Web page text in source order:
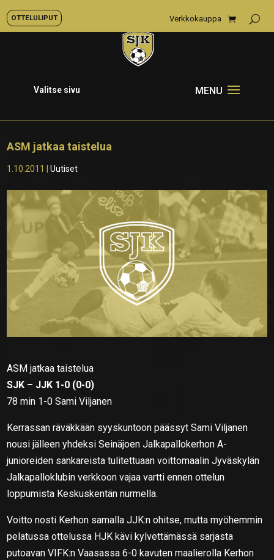
OTTELULIPUT Verkkokauppa
Valitse sivu
ASM jatkaa taistelua
1.10.2011 |Uutiset
ASM jatkaa taistelua
SJK – JJK 1-0 (0-0)
78 min 1-0 Sami Viljanen
Kerrassan räväkkään syyskuntoon päässyt Sami Viljanen
nousi jälleen yhdeksi Seinäjoen Jalkapallokerhon A-
junioreiden sankareista tulitettuaan voittomaalin Jyväskylän
Jalkapalloklubin verkkoon vajaa vartti ennen ottelun
loppumista Keskuskentän nurmella.
Voitto nosti Kerhon samalla JJK:n ohitse, mutta myöhemmin
pelatussa ottelussa HJK kävi kylvettämässä sarjasta
putoavan VIFK:n Vaasassa 6-0 kavuten maalierolla Kerhon